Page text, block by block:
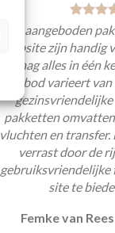
De aangeboden
website zijn handig
graag alles in één
aanbod varieert
pakketten
vluchten en transfer.
verrast door de
gebruiksvriendelijke
site te
Femke van Rees